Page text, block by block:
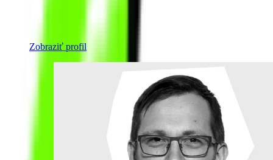
Zobraziť profil